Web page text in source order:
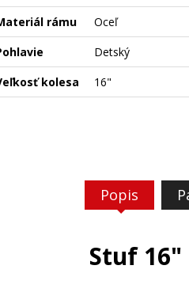
rámu
Oceľ
Detský
kolesa
16"
Popis
Stuf 16"